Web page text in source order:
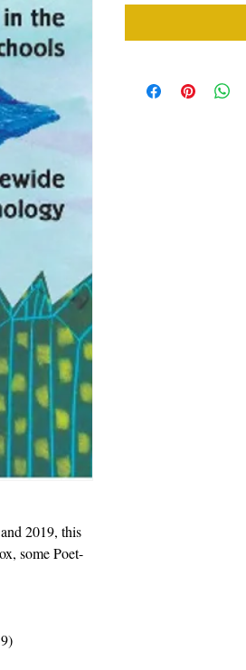
2019, this
some Poet-